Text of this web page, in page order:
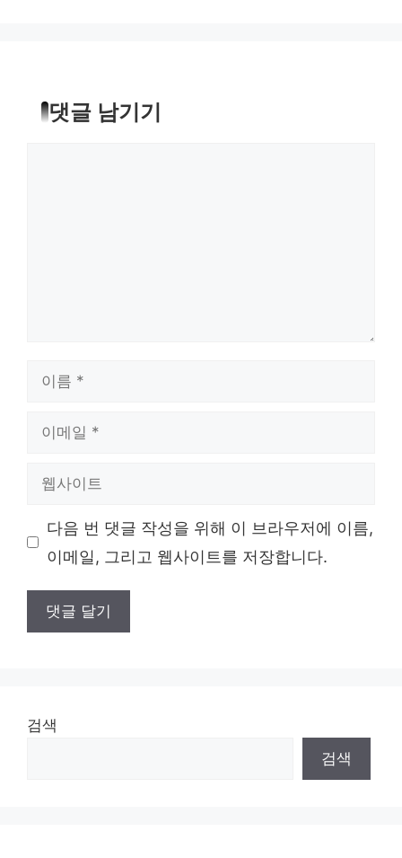
댓글 남기기
트
다음 번 댓글 작성을 위해 이 브라우저에 이름,
이메일, 그리고 웹사이트를 저장합니다.
검색
검색